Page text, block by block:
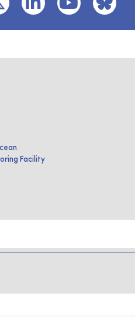
Facility